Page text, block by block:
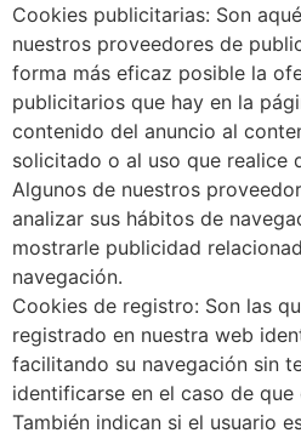
Cookies publicitarias: Son
nuestros proveedores de
forma más eficaz posible la
publicitarios que hay en la
contenido del anuncio al
solicitado o al uso que realice
Algunos de nuestros
analizar sus hábitos de
mostrarle publicidad
navegación.
Cookies de registro: Son las
registrado en nuestra web
facilitando su navegación sin
identificarse en el caso de que
También indican si el usuario